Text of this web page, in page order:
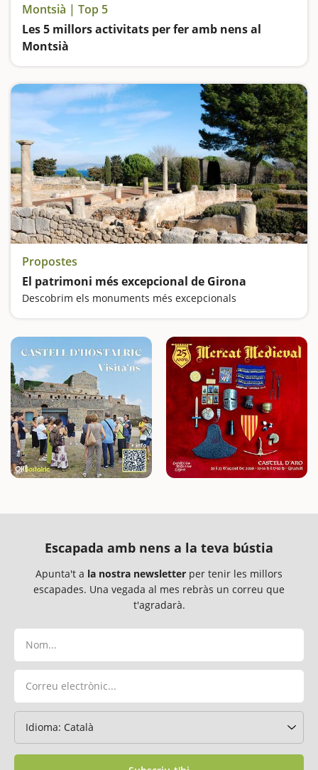
Montsià | Top 5
Les 5 millors activitats per fer amb nens al
Montsià
Propostes
El patrimoni més excepcional de Girona
Descobrim els monuments més excepcionals
Escapada amb nens a la teva bústia
Apunta't a la nostra newsletter per tenir les millors
escapades. Una vegada al mes rebràs un correu que
t'agradarà.